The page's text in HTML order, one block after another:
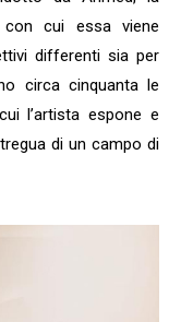
con cui essa viene
differenti sia per
circa cinquanta le
l’artista espone e
di un campo di